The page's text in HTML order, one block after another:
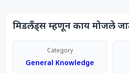
मिडलँड्स म्हणून काय मोजले
Category
General Knowledge